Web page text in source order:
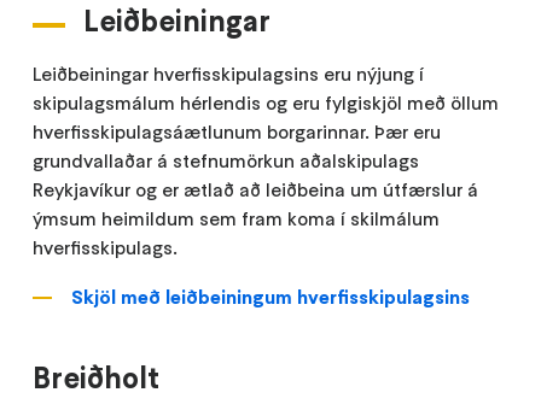
Leiðbeiningar
Leiðbeiningar hverfisskipulagsins eru nýjung í
skipulagsmálum hérlendis og eru fylgiskjöl með öllum
hverfisskipulagsáætlunum borgarinnar. Þær eru
grundvallaðar á stefnumörkun aðalskipulags
Reykjavíkur og er ætlað að leiðbeina um útfærslur á
ýmsum heimildum sem fram koma í skilmálum
hverfisskipulags.
Skjöl með leiðbeiningum hverfisskipulagsins
Breiðholt